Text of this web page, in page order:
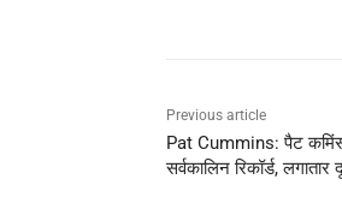
Previous article
Pat Cummins: पैट कमिंस
सर्वकालिन रिकॉर्ड,